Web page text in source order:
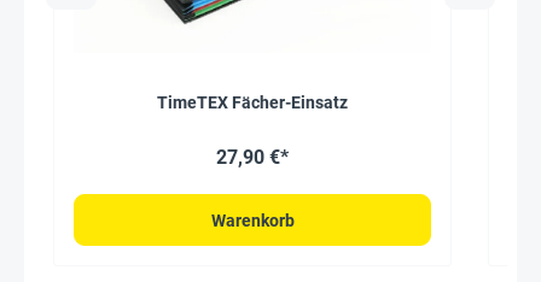
TimeTEX Fächer-Einsatz
27,90 €*
Warenkorb